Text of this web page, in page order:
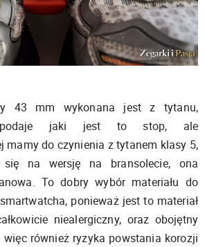
43 mm wykonana jest z tytanu,
podaje jaki jest to stop, ale
mamy do czynienia z tytanem klasy 5,
się na wersję na bransolecie, ona
To dobry wybór materiału do
ponieważ jest to materiał
niealergiczny, oraz obojętny
również ryzyka powstania korozji